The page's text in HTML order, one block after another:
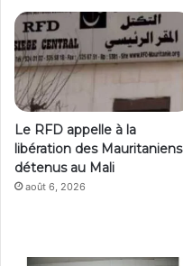
Le RFD appelle à la
libération des Mauritaniens
détenus au Mali
août 6, 2026